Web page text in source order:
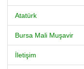
Atatürk
Bursa Mali Muşavir
İletişim